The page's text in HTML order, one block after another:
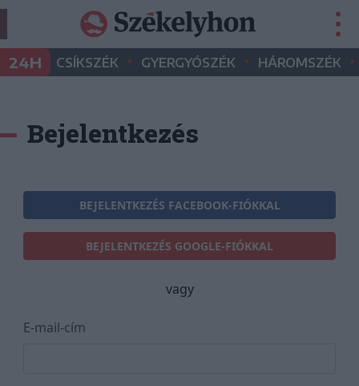
24H CSÍKSZÉK • GYERGYÓSZÉK • HÁROMSZÉK •
Bejelentkezés
BEJELENTKEZÉS FACEBOOK-FIÓKKAL
BEJELENTKEZÉS GOOGLE-FIÓKKAL
vagy
E-mail-cím